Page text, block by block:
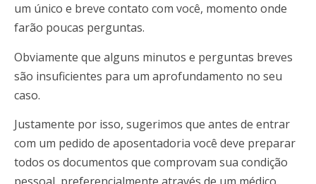
um único e breve contato com você, momento onde
farão poucas perguntas.
Obviamente que alguns minutos e perguntas breves
são insuficientes para um aprofundamento no seu
caso.
Justamente por isso, sugerimos que antes de entrar
com um pedido de aposentadoria você deve preparar
todos os documentos que comprovam sua condição